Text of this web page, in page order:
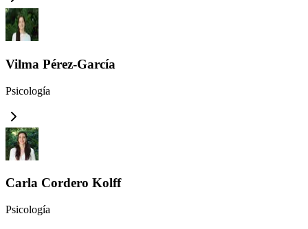
Vilma Pérez-García
Psicología
Carla Cordero Kolff
Psicología